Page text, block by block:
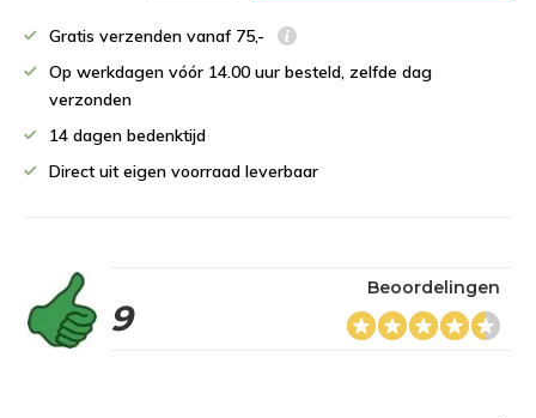
Gratis verzenden vanaf 75,-
Op werkdagen vóór 14.00 uur besteld, zelfde dag
verzonden
14 dagen bedenktijd
Direct uit eigen voorraad leverbaar
9
Beoordelingen